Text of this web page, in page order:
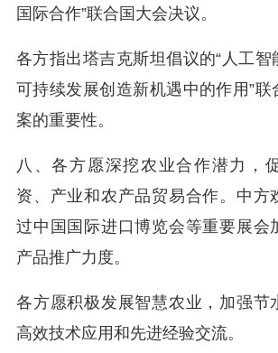
国际合作”联合国大会决议。
各方指出塔吉克斯坦倡议的“人工智
可持续发展创造新机遇中的作用”
案的重要性。
八、各方愿深挖农业合作潜力，
资、产业和农产品贸易合作。中方
过中国国际进口博览会等重要展会
产品推广力度。
各方愿积极发展智慧农业，加强节
高效技术应用和先进经验交流。